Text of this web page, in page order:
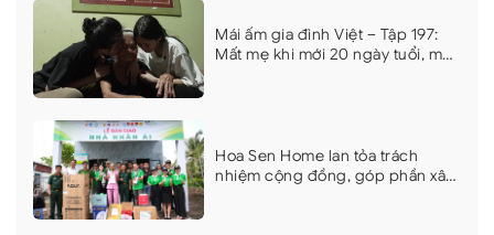
Mái ấm gia đình Việt – Tập 197:
Mất mẹ khi mới 20 ngày tuổi, mất
Hoa Sen Home lan tỏa trách
nhiệm cộng đồng, góp phần xây